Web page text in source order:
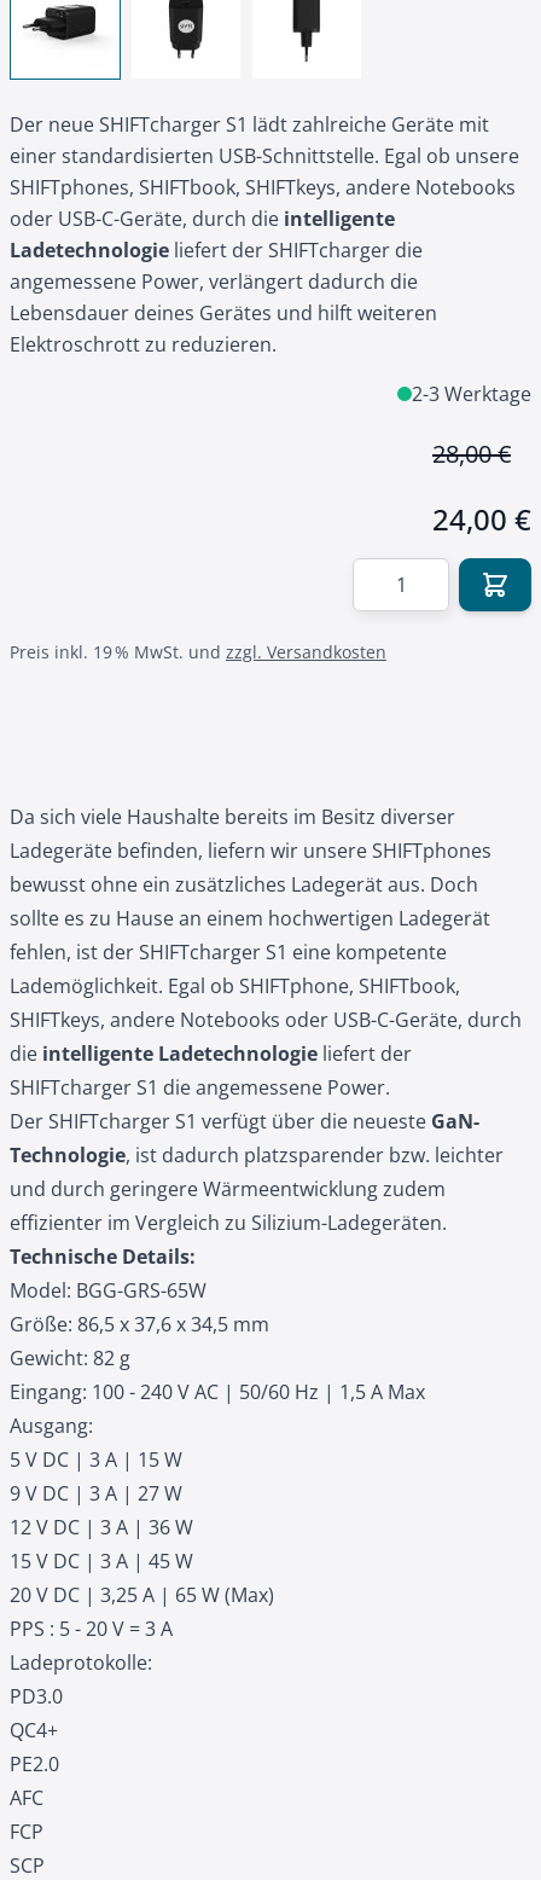
Der neue SHIFTcharger S1 lädt zahlreiche Geräte mit
einer standardisierten USB-Schnittstelle. Egal ob unsere
SHIFTphones, SHIFTbook, SHIFTkeys, andere Notebooks
oder USB-C-Geräte, durch die intelligente
Ladetechnologie liefert der SHIFTcharger die
angemessene Power, verlängert dadurch die
Lebensdauer deines Gerätes und hilft weiteren
Elektroschrott zu reduzieren.
2-3 Werktage
28,00 €
24,00 €
Menge
Preis inkl. 19 % MwSt. und zzgl. Versandkosten
Da sich viele Haushalte bereits im Besitz diverser
Ladegeräte befinden, liefern wir unsere SHIFTphones
bewusst ohne ein zusätzliches Ladegerät aus. Doch
sollte es zu Hause an einem hochwertigen Ladegerät
fehlen, ist der SHIFTcharger S1 eine kompetente
Lademöglichkeit. Egal ob SHIFTphone, SHIFTbook,
SHIFTkeys, andere Notebooks oder USB-C-Geräte, durch
die intelligente Ladetechnologie liefert der
SHIFTcharger S1 die angemessene Power.
Der SHIFTcharger S1 verfügt über die neueste GaN-
Technologie, ist dadurch platzsparender bzw. leichter
und durch geringere Wärmeentwicklung zudem
effizienter im Vergleich zu Silizium-Ladegeräten.
Technische Details:
Model: BGG-GRS-65W
Größe: 86,5 x 37,6 x 34,5 mm
Gewicht: 82 g
Eingang: 100 - 240 V AC | 50/60 Hz | 1,5 A Max
Ausgang:
5 V DC | 3 A | 15 W
9 V DC | 3 A | 27 W
12 V DC | 3 A | 36 W
15 V DC | 3 A | 45 W
20 V DC | 3,25 A | 65 W (Max)
PPS : 5 - 20 V = 3 A
Ladeprotokolle:
PD3.0
QC4+
PE2.0
AFC
FCP
SCP